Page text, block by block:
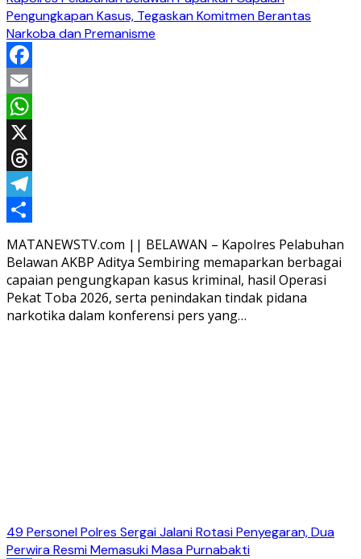
Pengungkapan Kasus, Tegaskan Komitmen Berantas
Narkoba dan Premanisme
Facebook
Email
WhatsApp
X
Threads
Telegram
Share
MATANEWSTV.com || BELAWAN – Kapolres Pelabuhan
Belawan AKBP Aditya Sembiring memaparkan berbagai
capaian pengungkapan kasus kriminal, hasil Operasi
Pekat Toba 2026, serta penindakan tindak pidana
narkotika dalam konferensi pers yang…
49 Personel Polres Sergai Jalani Rotasi Penyegaran, Dua
Perwira Resmi Memasuki Masa Purnabakti